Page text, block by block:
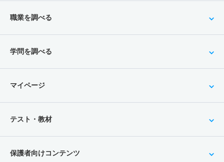
職業を調べる
学問を調べる
マイページ
テスト・教材
保護者向けコンテンツ